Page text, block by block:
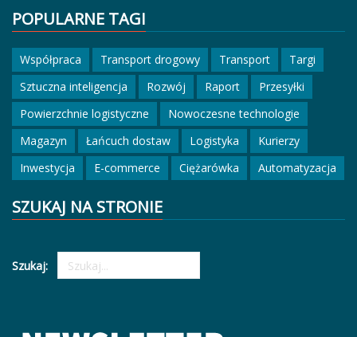
POPULARNE TAGI
Współpraca Transport drogowy Transport
Targi
Sztuczna inteligencja
Rozwój Raport
Przesyłki
Powierzchnie logistyczne
Nowoczesne technologie
Magazyn
Łańcuch dostaw Logistyka
Kurierzy
Inwestycja
E-commerce Ciężarówka Automatyzacja
SZUKAJ NA STRONIE
Szukaj: